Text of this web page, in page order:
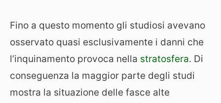
Fino a questo momento gli studiosi avevano
osservato quasi esclusivamente i danni che
l’inquinamento provoca nella stratosfera. Di
conseguenza la maggior parte degli studi
mostra la situazione delle fasce alte